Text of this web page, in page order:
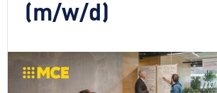
(m/w/d)